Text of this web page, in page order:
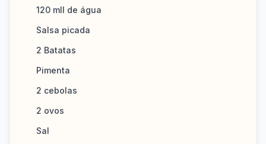
120 mll de água
Salsa picada
2 Batatas
Pimenta
2 cebolas
2 ovos
Sal